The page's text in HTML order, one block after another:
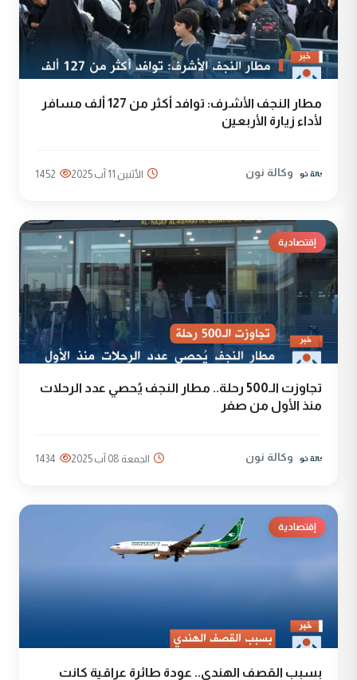
مطار النجف الأشرف: توافد أكثر من 127 ألف مسافر
لأداء زيارة الأربعين
وكالة نون الأثنين 11 آب 2025 1452
إقتصادية
تجاوزت الـ500 رحلة.. مطار النجف يُحصي عدد الرحلات
منذ الأول من صفر
وكالة نون الجمعة 08 آب 2025 1434
إقتصادية
بسبب القصف الهندي.. عودة طائرة عراقية كانت